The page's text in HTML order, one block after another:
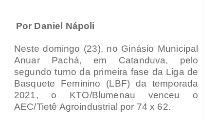
Por Daniel Nápoli
Neste domingo (23), no Ginásio Municipal
Anuar Pachá, em Catanduva, pelo
segundo turno da primeira fase da Liga de
Basquete Feminino (LBF) da temporada
2021, o KTO/Blumenau venceu o
AEC/Tietê Agroindustrial por 74 x 62.